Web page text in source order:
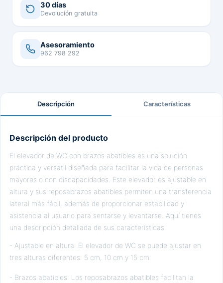
30 días
Devolución gratuita
Asesoramiento
962 798 292
Descripción Características
Descripción del producto
El elevador de WC con brazos abatibles es una solución
práctica y versátil diseñada para facilitar la vida de personas
mayores o con discapacidades. Este elevador es ajustable en
altura y sus reposabrazos abatibles permiten una transferencia
lateral más fácil, además de proporcionar estabilidad y
asistencia al usuario para sentarse y levantarse. Aquí tienes
una descripción detallada de sus características:
- Ajustable en altura: El elevador de WC se puede ajustar en
tres alturas diferentes: 5 cm, 10 cm y 15 cm.
- Brazos abatibles: Los reposabrazos abatibles facilitan la